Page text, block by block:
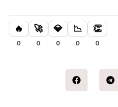
🔥
0
🚀
0
💎
0
📉
0
👏
0